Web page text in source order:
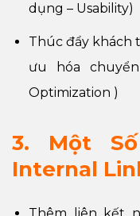
dụng – Usability)
Thúc đẩy khách
ưu hóa chuyển
Optimization )
3. Một
Internal